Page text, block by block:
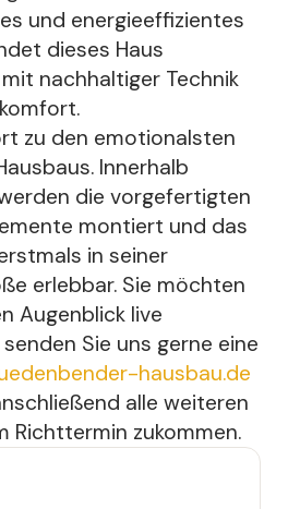
und energieeffizientes
dieses Haus
nachhaltiger Technik
zu den emotionalsten
Innerhalb
die vorgefertigten
montiert und das
in seiner
erlebbar. Sie möchten
Augenblick live
Sie uns gerne eine
hausbau.de
alle weiteren
Richttermin zukommen.